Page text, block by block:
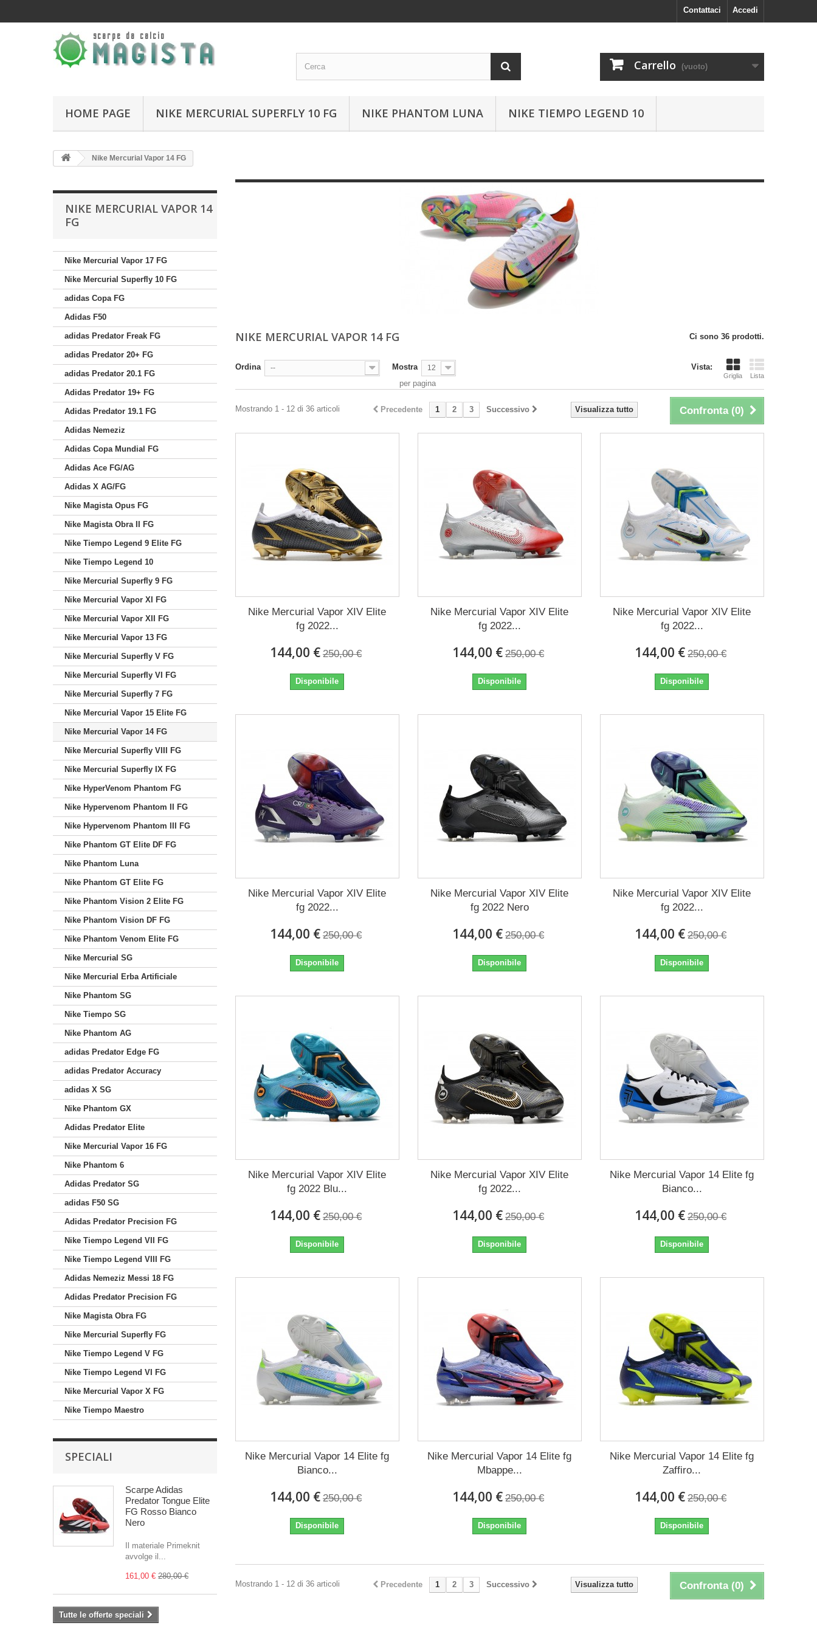
Accedi
Contattaci
Carrello (vuoto)
HOME PAGE NIKE MERCURIAL SUPERFLY 10 FG NIKE PHANTOM LUNA NIKE TIEMPO LEGEND 10
Nike Mercurial Vapor 14 FG
NIKE MERCURIAL VAPOR 14
FG
Nike Mercurial Vapor 17 FG
Nike Mercurial Superfly 10 FG
adidas Copa FG
Adidas F50
adidas Predator Freak FG
adidas Predator 20+ FG
adidas Predator 20.1 FG
Adidas Predator 19+ FG
Adidas Predator 19.1 FG
Adidas Nemeziz
Adidas Copa Mundial FG
Adidas Ace FG/AG
Adidas X AG/FG
Nike Magista Opus FG
Nike Magista Obra II FG
Nike Tiempo Legend 9 Elite FG
Nike Tiempo Legend 10
Nike Mercurial Superfly 9 FG
Nike Mercurial Vapor XI FG
Nike Mercurial Vapor XII FG
Nike Mercurial Vapor 13 FG
Nike Mercurial Superfly V FG
Nike Mercurial Superfly VI FG
Nike Mercurial Superfly 7 FG
Nike Mercurial Vapor 15 Elite FG
Nike Mercurial Vapor 14 FG
Nike Mercurial Superfly VIII FG
Nike Mercurial Superfly IX FG
Nike HyperVenom Phantom FG
Nike Hypervenom Phantom II FG
Nike Hypervenom Phantom III FG
Nike Phantom GT Elite DF FG
Nike Phantom Luna
Nike Phantom GT Elite FG
Nike Phantom Vision 2 Elite FG
Nike Phantom Vision DF FG
Nike Phantom Venom Elite FG
Nike Mercurial SG
Nike Mercurial Erba Artificiale
Nike Phantom SG
Nike Tiempo SG
Nike Phantom AG
adidas Predator Edge FG
adidas Predator Accuracy
adidas X SG
Nike Phantom GX
Adidas Predator Elite
Nike Mercurial Vapor 16 FG
Nike Phantom 6
Adidas Predator SG
adidas F50 SG
Adidas Predator Precision FG
Nike Tiempo Legend VII FG
Nike Tiempo Legend VIII FG
Adidas Nemeziz Messi 18 FG
Adidas Predator Precision FG
Nike Magista Obra FG
Nike Mercurial Superfly FG
Nike Tiempo Legend V FG
Nike Tiempo Legend VI FG
Nike Mercurial Vapor X FG
Nike Tiempo Maestro
SPECIALI
Scarpe Adidas
Predator Tongue Elite
FG Rosso Bianco
Nero
Il materiale Primeknit
avvolge il...
161,00 € 280,00 €
Tutte le offerte speciali
NIKE MERCURIAL VAPOR 14 FG Ci sono 36 prodotti.
Vista:
Griglia Lista
Ordina -- Mostra 12
per pagina
Confronta (0)
Visualizza tutto
Precedente 1 2 3 Successivo
Mostrando 1 - 12 di 36 articoli
Nike Mercurial Vapor XIV Elite
fg 2022...
144,00 € 250,00 €
Disponibile
Nike Mercurial Vapor XIV Elite
fg 2022...
144,00 € 250,00 €
Disponibile
Nike Mercurial Vapor XIV Elite
fg 2022...
144,00 € 250,00 €
Disponibile
Nike Mercurial Vapor XIV Elite
fg 2022...
144,00 € 250,00 €
Disponibile
Nike Mercurial Vapor XIV Elite
fg 2022 Nero
144,00 € 250,00 €
Disponibile
Nike Mercurial Vapor XIV Elite
fg 2022...
144,00 € 250,00 €
Disponibile
Nike Mercurial Vapor XIV Elite
fg 2022 Blu...
144,00 € 250,00 €
Disponibile
Nike Mercurial Vapor XIV Elite
fg 2022...
144,00 € 250,00 €
Disponibile
Nike Mercurial Vapor 14 Elite fg
Bianco...
144,00 € 250,00 €
Disponibile
Nike Mercurial Vapor 14 Elite fg
Bianco...
144,00 € 250,00 €
Disponibile
Nike Mercurial Vapor 14 Elite fg
Mbappe...
144,00 € 250,00 €
Disponibile
Nike Mercurial Vapor 14 Elite fg
Zaffiro...
144,00 € 250,00 €
Disponibile
Confronta (0)
Visualizza tutto
Precedente 1 2 3 Successivo
Mostrando 1 - 12 di 36 articoli